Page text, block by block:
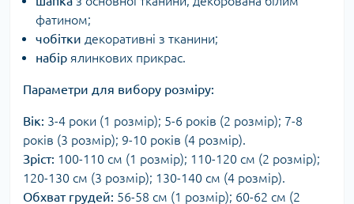
фатином;
чобітки декоративні з тканини;
набір ялинкових прикрас.
Параметри для вибору розміру:
Вік: 3-4 роки (1 розмір); 5-6 років (2 розмір); 7-8
років (3 розмір); 9-10 років (4 розмір).
Зріст: 100-110 см (1 розмір); 110-120 см (2 розмір);
120-130 см (3 розмір); 130-140 см (4 розмір).
Обхват грудей: 56-58 см (1 розмір); 60-62 см (2